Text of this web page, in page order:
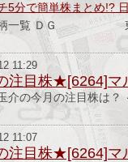
5分で簡単株まとめ!?
柄一覧 ＤＧ 東証
11:29
目株★[6264]マ
介の今月の注目株は
11:07
注目株★[6264]マ